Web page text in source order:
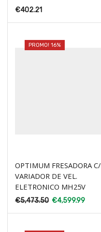
€402.21
PROMO! 16%
OPTIMUM FRESADORA C/
VARIADOR DE VEL.
ELETRONICO MH25V
€5,473.50 €4,599.99